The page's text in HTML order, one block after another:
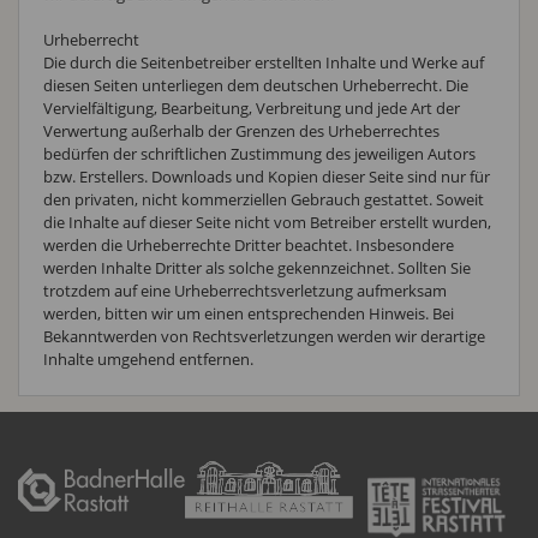
Urheberrecht
Die durch die Seitenbetreiber erstellten Inhalte und Werke auf
diesen Seiten unterliegen dem deutschen Urheberrecht. Die
Vervielfältigung, Bearbeitung, Verbreitung und jede Art der
Verwertung außerhalb der Grenzen des Urheberrechtes
bedürfen der schriftlichen Zustimmung des jeweiligen Autors
bzw. Erstellers. Downloads und Kopien dieser Seite sind nur für
den privaten, nicht kommerziellen Gebrauch gestattet. Soweit
die Inhalte auf dieser Seite nicht vom Betreiber erstellt wurden,
werden die Urheberrechte Dritter beachtet. Insbesondere
werden Inhalte Dritter als solche gekennzeichnet. Sollten Sie
trotzdem auf eine Urheberrechtsverletzung aufmerksam
werden, bitten wir um einen entsprechenden Hinweis. Bei
Bekanntwerden von Rechtsverletzungen werden wir derartige
Inhalte umgehend entfernen.